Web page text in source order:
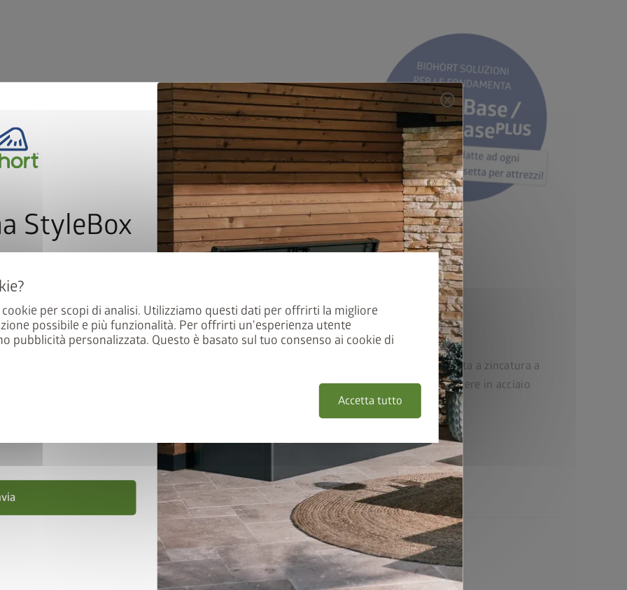
per scopi di analisi. Utilizziamo questi dati per offrirti la migliore
possibile e più funzionalità. Per offrirti un'esperienza utente
pubblicità personalizzata. Questo è basato sul tuo consenso ai cookie di
Accetta tutto
da 1"
extra-larga opzionale
girevole
di neve massimo di
12 (in base alla scala di
correttamente assemblate
Qualità in ottima forma
piastra in acciaio sottoposta a zincatura a
caldo e verniciatura a forno poliammidica, viti e cerniere in acciaio
necessita di manutenzione
20 anni di garanzia
Include un'ampia dotazione di base
il classico di Biohort
cancel
StyleBox
e parteciperete
all’estrazione.
privacy